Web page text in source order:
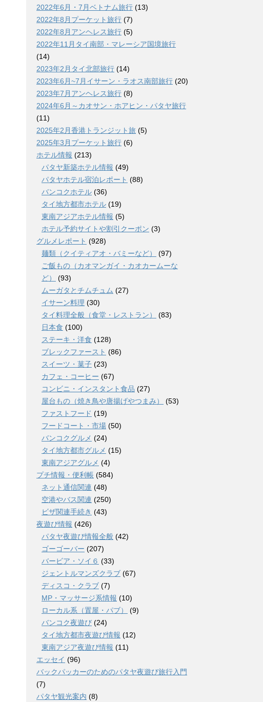
2022年6月・7月ベトナム旅行 (13)
2022年8月プーケット旅行 (7)
2022年8月アンヘレス旅行 (5)
2022年11月タイ南部・マレーシア国境旅行
(14)
2023年2月タイ北部旅行 (14)
2023年6月~7月イサーン・ラオス南部旅行 (20)
2023年7月アンヘレス旅行 (8)
2024年6月～カオサン・ホアヒン・パタヤ旅行
(11)
2025年2月香港トランジット旅 (5)
2025年3月プーケット旅行 (6)
ホテル情報 (213)
パタヤ新築ホテル情報 (49)
パタヤホテル宿泊レポート (88)
バンコクホテル (36)
タイ地方都市ホテル (19)
東南アジアホテル情報 (5)
ホテル予約サイトや割引クーポン (3)
グルメレポート (928)
麺類（クイティアオ・バミーなど）
(97)
ご飯もの（カオマンガイ・カオカームーな
ど）
(93)
ムーガタとチムチュム (27)
イサーン料理 (30)
タイ料理全般（食堂・レストラン）
(83)
日本食 (100)
ステーキ・洋食 (128)
ブレックファースト (86)
スイーツ・菓子 (23)
カフェ・コーヒー (67)
コンビニ・インスタント食品 (27)
屋台もの（焼き鳥や唐揚げやつまみ）
(53)
ファストフード (19)
フードコート・市場 (50)
バンコクグルメ (24)
タイ地方都市グルメ (15)
東南アジアグルメ (4)
プチ情報・便利帳 (584)
ネット通信関連 (48)
空港やバス関連 (250)
ビザ関連手続き (43)
夜遊び情報 (426)
パタヤ夜遊び情報全般 (42)
ゴーゴーバー (207)
バービア・ソイ６ (33)
ジェントルマンズクラブ (67)
ディスコ・クラブ (7)
MP・マッサージ系情報 (10)
ローカル系（置屋・パブ）
(9)
バンコク夜遊び (24)
タイ地方都市夜遊び情報 (12)
東南アジア夜遊び情報 (11)
エッセイ (96)
バックパッカーのためのパタヤ夜遊び旅行入門
(7)
パタヤ観光案内 (8)